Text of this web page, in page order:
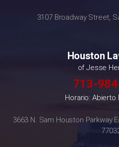
3107 Broadway Street,
Houston
of Jesse
713-
Horario: Abierto
3663 N. Sam Houston Parkway